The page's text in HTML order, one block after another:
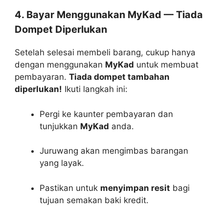
4. Bayar Menggunakan MyKad — Tiada
Dompet Diperlukan
Setelah selesai membeli barang, cukup hanya
dengan menggunakan MyKad untuk membuat
pembayaran. Tiada dompet tambahan
diperlukan! Ikuti langkah ini:
Pergi ke kaunter pembayaran dan
tunjukkan MyKad anda.
Juruwang akan mengimbas barangan
yang layak.
Pastikan untuk menyimpan resit bagi
tujuan semakan baki kredit.